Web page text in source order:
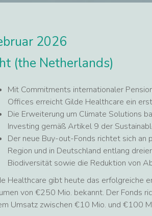
2026
(the Netherlands)
Mit Commitments internationaler
Offices erreicht Gilde Healthcare ein
Die Erweiterung um Climate Solutions
Investing gemäß Artikel 9 der
Der neue Buy-out-Fonds richtet sich
Region und in Deutschland entlang
Biodiversität sowie die Reduktion von
Healthcare gibt heute das erfolgreiche
von €250 Mio. bekannt. Der Fonds
Umsatz zwischen €10 Mio. und €100